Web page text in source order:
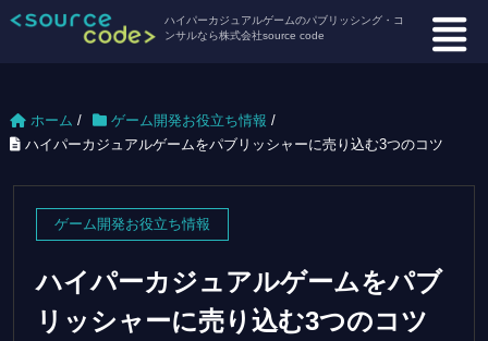
ハイパーカジュアルゲームのパブリッシング・コ
ンサルなら株式会社source code
ホーム / ゲーム開発お役立ち情報 /
ハイパーカジュアルゲームをパブリッシャーに売り込む3つのコツ
ゲーム開発お役立ち情報
ハイパーカジュアルゲームをパブ
リッシャーに売り込む3つのコツ